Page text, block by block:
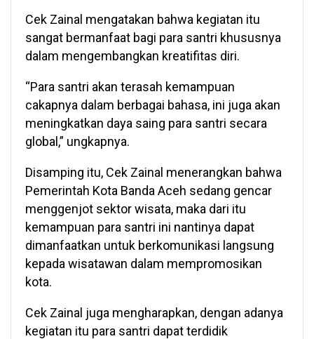
Cek Zainal mengatakan bahwa kegiatan itu
sangat bermanfaat bagi para santri khususnya
dalam mengembangkan kreatifitas diri.
“Para santri akan terasah kemampuan
cakapnya dalam berbagai bahasa, ini juga akan
meningkatkan daya saing para santri secara
global,” ungkapnya.
Disamping itu, Cek Zainal menerangkan bahwa
Pemerintah Kota Banda Aceh sedang gencar
menggenjot sektor wisata, maka dari itu
kemampuan para santri ini nantinya dapat
dimanfaatkan untuk berkomunikasi langsung
kepada wisatawan dalam mempromosikan
kota.
Cek Zainal juga mengharapkan, dengan adanya
kegiatan itu para santri dapat terdidik